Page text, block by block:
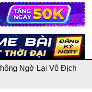
Ngờ Lại Vô Địch